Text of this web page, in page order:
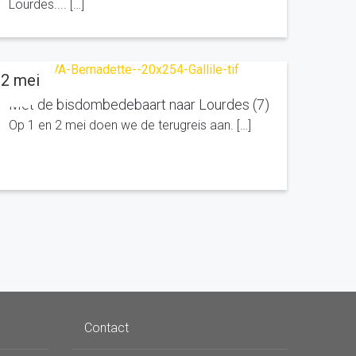
Lourdes.... […]
Met de bisdombedebaart naar Lourdes (7)
Op 1 en 2 mei doen we de terugreis aan. […]
2 mei
Contact